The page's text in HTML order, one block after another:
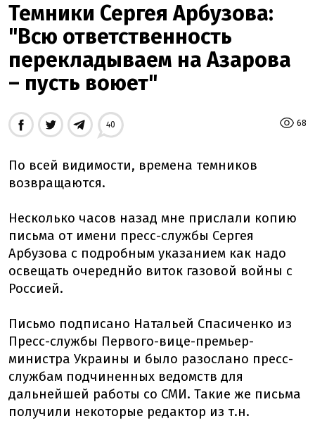
Темники Сергея Арбузова:
"Всю ответственность
перекладываем на Азарова
– пусть воюет"
68
40
По всей видимости, времена темников
возвращаются.
Несколько часов назад мне прислали копию
письма от имени пресс-службы Сергея
Арбузова с подробным указанием как надо
освещать очереднйо виток газовой войны с
Россией.
Письмо подписано Натальей Спасиченко из
Пресс-службы Первого-вице-премьер-
министра Украины и было разослано пресс-
службам подчиненных ведомств для
дальнейшей работы со СМИ. Такие же письма
получили некоторые редактор из т.н.